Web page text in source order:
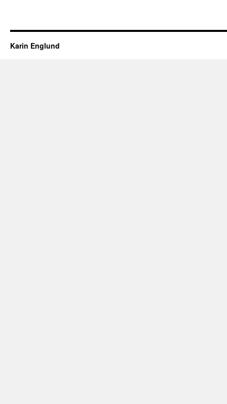
Karin Englund